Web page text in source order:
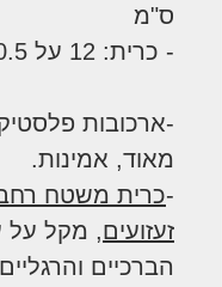
ס"מ
- כרית: 12 על 10.5 ס"מ
-ארכובות
מאוד, אמינות.
-כרית משטח
זעזועים, מקל על
הברכיים